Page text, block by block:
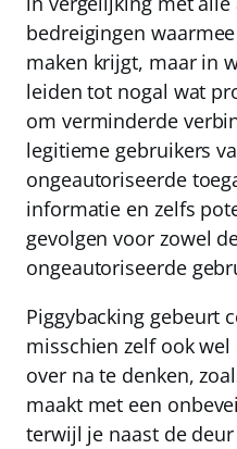
bedreigingen
maken krijgt, maar in
leiden tot nogal wat
om verminderde
legitieme gebruikers
ongeautoriseerde
informatie en zelfs
gevolgen voor zowel
ongeautoriseerde
Piggybacking gebeurt
misschien zelf ook
over na te denken,
maakt met een
terwijl je naast de